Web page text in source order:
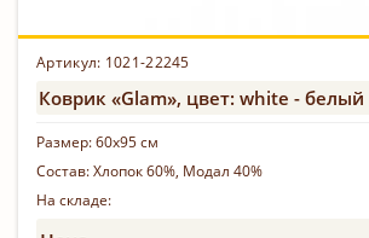
Артикул: 1021-22245
Коврик «Glam», цвет: white - белый
Размер:60х95 см
Состав:Хлопок 60%, Модал 40%
На складе: